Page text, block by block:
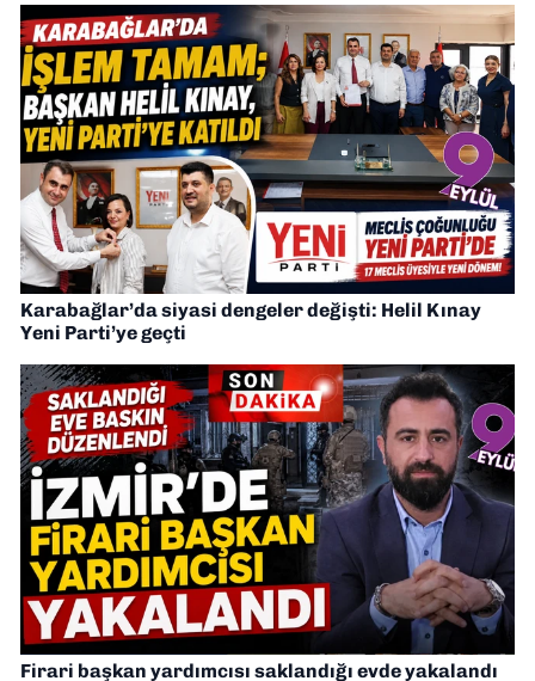
Karabağlar’da siyasi dengeler değişti: Helil Kınay
Yeni Parti’ye geçti
Firari başkan yardımcısı saklandığı evde yakalandı